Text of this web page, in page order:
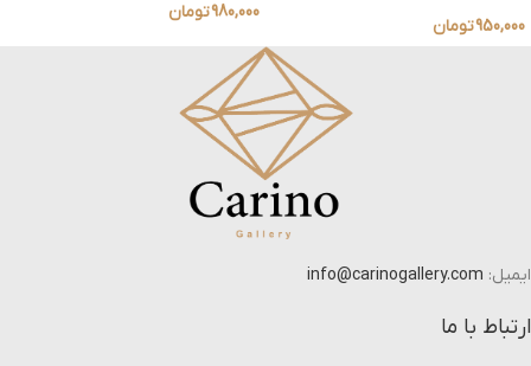
950,000تومان
980,000تومان
ایمیل: info@carinogallery.com
ارتباط با ما